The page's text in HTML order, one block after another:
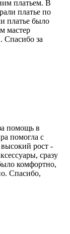
платьем. В
платье по
платье было
мастер
Спасибо за
помощь в
помогла с
рост -
сразу
комфортно,
Спасибо,